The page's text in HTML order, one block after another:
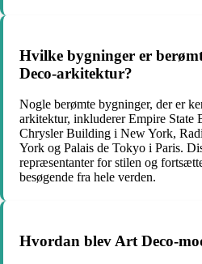
Hvilke bygninger er
Deco-arkitektur?
Nogle berømte bygninger, der er
arkitektur, inkluderer Empire
Chrysler Building i New York,
York og Palais de Tokyo i Paris.
repræsentanter for stilen og
besøgende fra hele verden.
Hvordan blev Art Deco-